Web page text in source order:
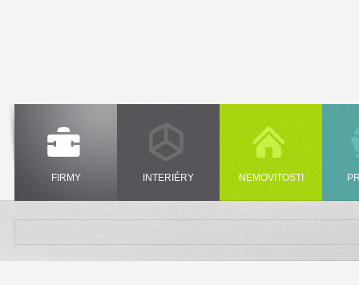
FIRMY INTERIÉRY NEMOVITOSTI